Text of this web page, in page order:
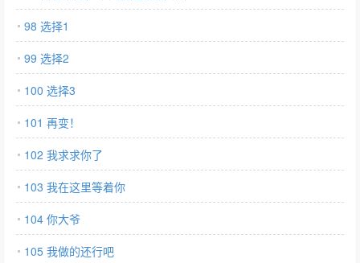
98 选择1
99 选择2
100 选择3
101 再变！
102 我求求你了
103 我在这里等着你
104 你大爷
105 我做的还行吧